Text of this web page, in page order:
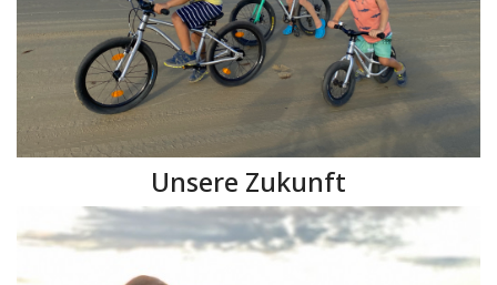
Unsere Zukunft